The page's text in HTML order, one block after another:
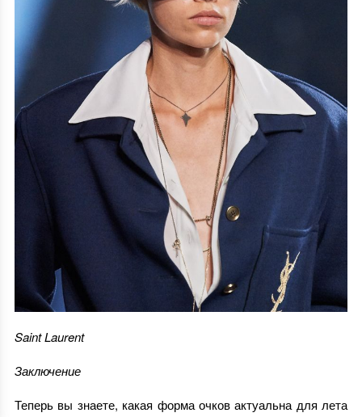
Saint Laurent
Заключение
Теперь вы знаете, какая форма очков актуальна для лета